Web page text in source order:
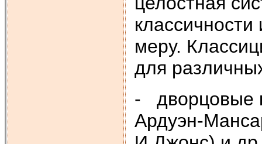
меру.
для
- дворцовые
Ардуэн-